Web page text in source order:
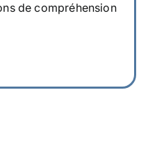
de compréhension